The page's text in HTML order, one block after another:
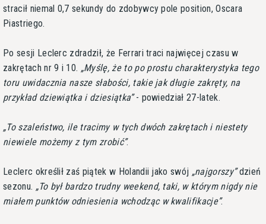
stracił niemal 0,7 sekundy do zdobywcy pole position, Oscara
Piastriego.
Po sesji Leclerc zdradził, że Ferrari traci najwięcej czasu w
zakrętach nr 9 i 10.
Myślę, że to po prostu charakterystyka tego
toru uwidacznia nasze słabości, takie jak długie zakręty, na
przykład dziewiątka i dziesiątka - powiedział 27-latek.
To szaleństwo, ile tracimy w tych dwóch zakrętach i niestety
niewiele możemy z tym zrobić .
Leclerc określił zaś piątek w Holandii jako swój najgorszy dzień
sezonu. To był bardzo trudny weekend, taki, w którym nigdy nie
miałem punktów odniesienia wchodząc w kwalifikacje .